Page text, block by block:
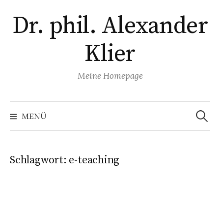
Inhalt
überspringen
Dr. phil. Alexander
Klier
Meine Homepage
MENÜ
Suchen
nach:
Schlagwort: e-teaching